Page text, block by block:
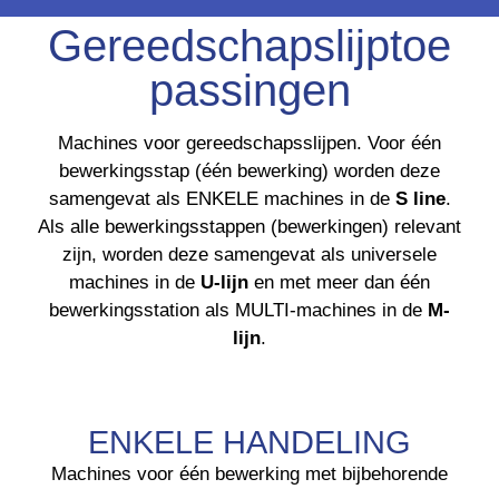
Gereedschapslijptoe
passingen
Machines voor gereedschapsslijpen. Voor één
bewerkingsstap (één bewerking) worden deze
samengevat als ENKELE machines in de S line.
Als alle bewerkingsstappen (bewerkingen) relevant
zijn, worden deze samengevat als universele
machines in de U-lijn en met meer dan één
bewerkingsstation als MULTI-machines in de M-
lijn.
ENKELE HANDELING
Machines voor één bewerking met bijbehorende